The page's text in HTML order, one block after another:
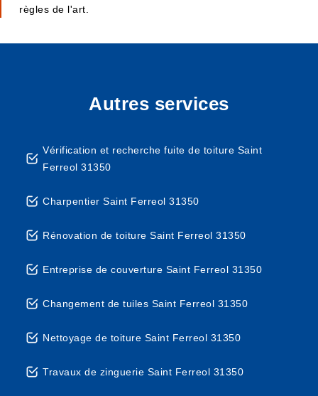
règles de l'art.
Autres services
Vérification et recherche fuite de toiture Saint
Ferreol 31350
Charpentier Saint Ferreol 31350
Rénovation de toiture Saint Ferreol 31350
Entreprise de couverture Saint Ferreol 31350
Changement de tuiles Saint Ferreol 31350
Nettoyage de toiture Saint Ferreol 31350
Travaux de zinguerie Saint Ferreol 31350